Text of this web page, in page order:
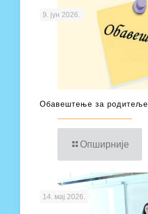
9. јун 2026.
Обавештење за родитеље
Опширније
14. мај 2026.